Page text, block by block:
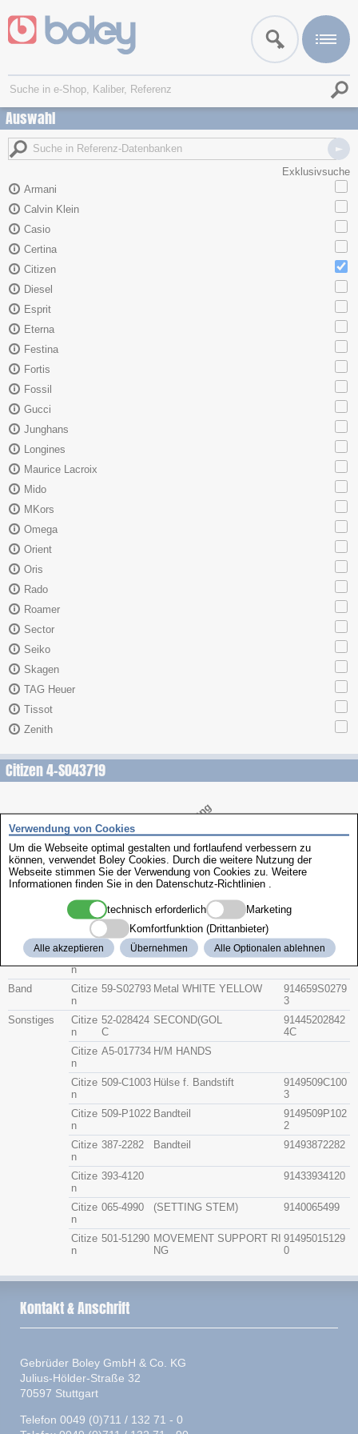
Auswahl
Exklusivsuche
Armani
Calvin Klein
Casio
Certina
Citizen
Diesel
Esprit
Eterna
Festina
Fortis
Fossil
Gucci
Junghans
Longines
Maurice Lacroix
Mido
MKors
Omega
Orient
Oris
Rado
Roamer
Sector
Seiko
Skagen
TAG Heuer
Tissot
Zenith
Citizen 4-S043719
Gruppe HerstellerTeile-Nr. Beschreibung Artikel-Nr.
Glas
Citize
n
54-020104
G
91415402010
4
E
9
Citize
n
392-2405
Glasdichtung Citize
n
393-7528 91433937528
Band
Citize
n
59-S02793 Metal WHITE YELLOW
914659S0279
3
Sonstiges
Citize
n
52-028424
C
SECOND(GOL
91445202842
4C
Citize
n
A5-017734 H/M HANDS
Citize
n
509-C1003 Hülse f. Bandstift
9149509C100
3
Citize
n
509-P1022 Bandteil
9149509P102
2
Citize
n
387-2282 Bandteil 91493872282
Citize
n
393-4120 91433934120
Citize
n
065-4990 (SETTING STEM) 9140065499
Citize
n
501-51290 MOVEMENT SUPPORT RI
NG
91495015129
0
Verwendung von Cookies
Um die Webseite optimal gestalten und fortlaufend verbessern zu
können, verwendet Boley Cookies. Durch die weitere Nutzung der
Webseite stimmen Sie der Verwendung von Cookies zu. Weitere
Informationen finden Sie in den Datenschutz-Richtlinien
technisch erforderlich
Marketing
Komfortfunktion (Drittanbieter)
Alle akzeptieren Übernehmen Alle Optionalen ablehnen
Kontakt & Anschrift
Gebrüder Boley GmbH & Co. KG
Julius-Hölder-Straße 32
70597 Stuttgart
Telefon 0049 (0)711 / 132 71 - 0